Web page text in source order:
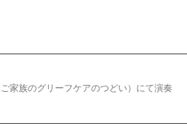
家族のグリーフケアのつどい）にて演奏